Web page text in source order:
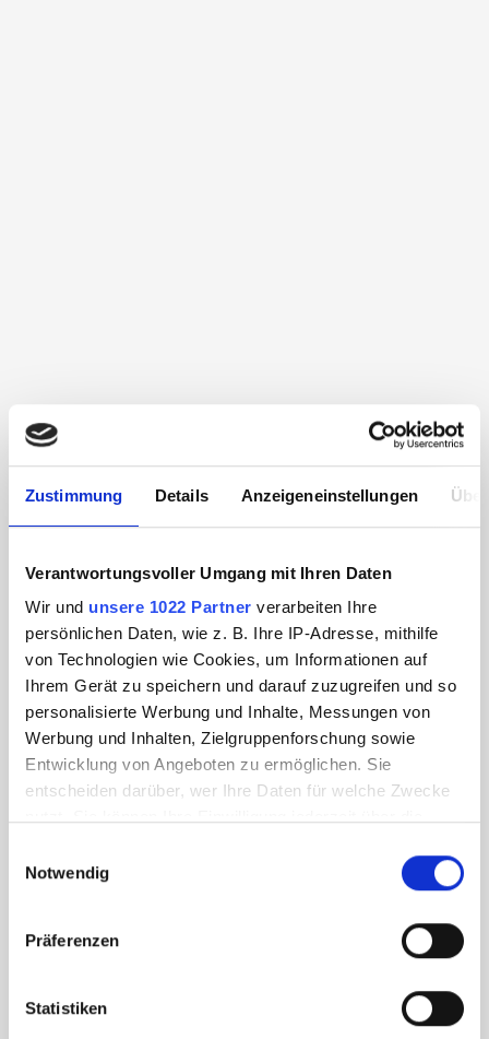
Zustimmung Details Anzeigeneinstellungen
Verantwortungsvoller Umgang mit Ihren Daten
Wir und unsere 1022 Partner verarbeiten Ihre
persönlichen Daten, wie z. B. Ihre IP-Adresse, mithilfe
von Technologien wie Cookies, um Informationen auf
Ihrem Gerät zu speichern und darauf zuzugreifen und so
personalisierte Werbung und Inhalte, Messungen von
Werbung und Inhalten, Zielgruppenforschung sowie
Entwicklung von Angeboten zu ermöglichen. Sie
entscheiden darüber, wer Ihre Daten für welche Zwecke
Trigger Symbol ändern oder widerrufen
Informationen über Ihre geografische Lage
können
Notwendig
Präferenzen
Statistiken